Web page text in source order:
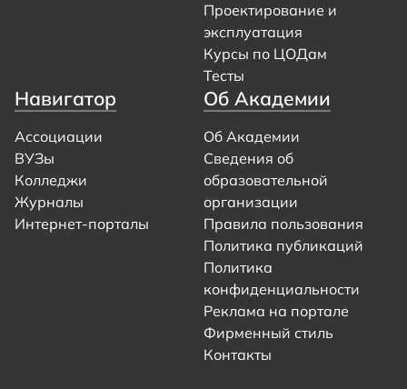
Проектирование и
эксплуатация
Курсы по ЦОДам
Тесты
Навигатор
Ассоциации
ВУЗы
Колледжи
Журналы
Интернет-порталы
Об Академии
Об Академии
Сведения об
образовательной
организации
Правила пользования
Политика публикаций
Политика
конфиденциальности
Реклама на портале
Фирменный стиль
Контакты